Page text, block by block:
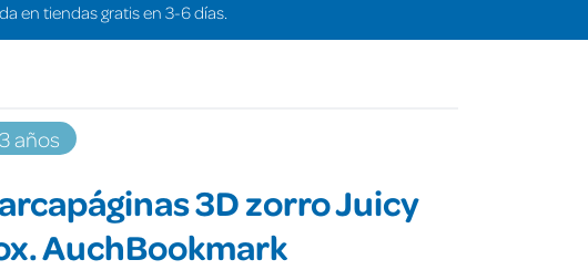
en tiendas gratis en 3-6 días.
años
3D zorro Juicy
AuchBookmark